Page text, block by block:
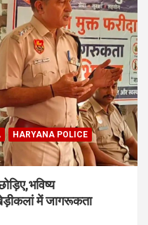
HARYANA POLICE
में जागरूकता